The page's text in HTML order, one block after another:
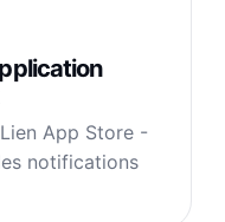
App Store -
notifications